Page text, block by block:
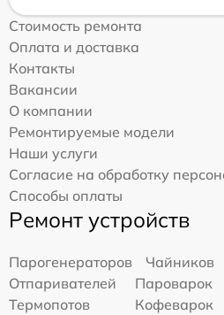
Стоимость ремонта
Оплата и доставка
Контакты
Вакансии
О компании
Ремонтируемые модели
Наши услуги
Согласие на обработку
Способы оплаты
Ремонт устройств
Парогенераторов
Чайников
Отпаривателей
Пароварок
Термопотов
Кофеварок